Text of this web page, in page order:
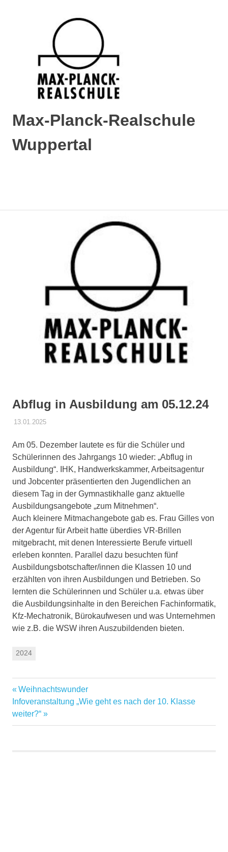
Max-Planck-Realschule
Wuppertal
Abflug in Ausbildung am 05.12.24
13.01.2025DANIEL SCHROEER
ALLGEMEIN
Am 05. Dezember lautete es für die Schüler und
Schülerinnen des Jahrgangs 10 wieder: „Abflug in
Ausbildung“. IHK, Handwerkskammer, Arbeitsagentur
und Jobcenter präsentierten den Jugendlichen an
diesem Tag in der Gymnastikhalle ganz aktuelle
Ausbildungsangebote „zum Mitnehmen“.
Auch kleinere Mitmachangebote gab es. Frau Gilles von
der Agentur für Arbeit hatte überdies VR-Brillen
mitgebracht, mit denen Interessierte Berufe virtuell
erleben konnten. Parallel dazu besuchten fünf
Ausbildungsbotschafter/innen die Klassen 10 und
erzählten von ihren Ausbildungen und Betrieben. So
lernten die Schülerinnen und Schüler u.a. etwas über
die Ausbildungsinhalte in den Bereichen Fachinformatik,
Kfz-Mechatronik, Bürokaufwesen und was Unternehmen
wie z.B. die WSW ihren Auszubildenden bieten.
2024
Beitragsnavigation
Vorheriger
Beitrag:
Weihnachtswunder
Nächster
Beitrag:
Infoveranstaltung „Wie geht es nach der 10. Klasse
weiter?“